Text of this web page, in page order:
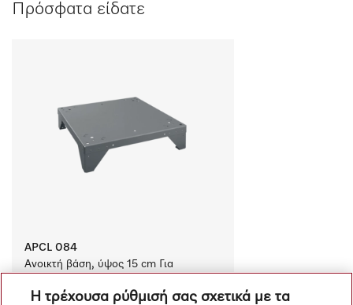
Πρόσφατα είδατε
APCL 084
Ανοικτή βάση, ύψος 15 cm Για
πλυντηρίου ρούχων και του
Η τρέχουσα ρύθμισή σας σχετικά με τα